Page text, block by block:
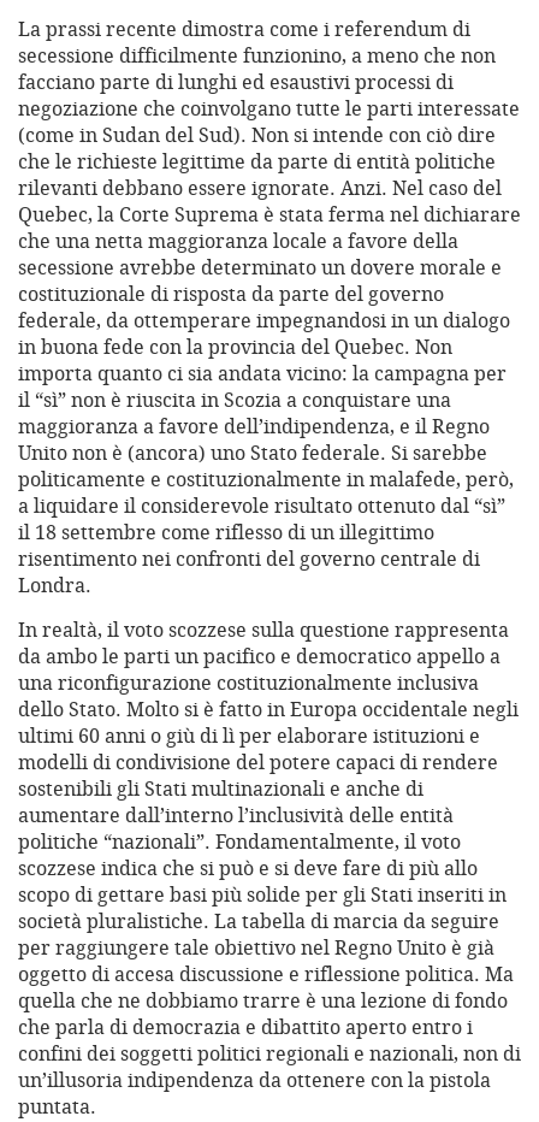
La prassi recente dimostra come i referendum di
secessione difficilmente funzionino, a meno che non
facciano parte di lunghi ed esaustivi processi di
negoziazione che coinvolgano tutte le parti interessate
(come in Sudan del Sud). Non si intende con ciò dire
che le richieste legittime da parte di entità politiche
rilevanti debbano essere ignorate. Anzi. Nel caso del
Quebec, la Corte Suprema è stata ferma nel dichiarare
che una netta maggioranza locale a favore della
secessione avrebbe determinato un dovere morale e
costituzionale di risposta da parte del governo
federale, da ottemperare impegnandosi in un dialogo
in buona fede con la provincia del Quebec. Non
importa quanto ci sia andata vicino: la campagna per
il “sì” non è riuscita in Scozia a conquistare una
maggioranza a favore dell’indipendenza, e il Regno
Unito non è (ancora) uno Stato federale. Si sarebbe
politicamente e costituzionalmente in malafede, però,
a liquidare il considerevole risultato ottenuto dal “sì”
il 18 settembre come riflesso di un illegittimo
risentimento nei confronti del governo centrale di
Londra.
In realtà, il voto scozzese sulla questione rappresenta
da ambo le parti un pacifico e democratico appello a
una riconfigurazione costituzionalmente inclusiva
dello Stato. Molto si è fatto in Europa occidentale negli
ultimi 60 anni o giù di lì per elaborare istituzioni e
modelli di condivisione del potere capaci di rendere
sostenibili gli Stati multinazionali e anche di
aumentare dall’interno l’inclusività delle entità
politiche “nazionali”. Fondamentalmente, il voto
scozzese indica che si può e si deve fare di più allo
scopo di gettare basi più solide per gli Stati inseriti in
società pluralistiche. La tabella di marcia da seguire
per raggiungere tale obiettivo nel Regno Unito è già
oggetto di accesa discussione e riflessione politica. Ma
quella che ne dobbiamo trarre è una lezione di fondo
che parla di democrazia e dibattito aperto entro i
confini dei soggetti politici regionali e nazionali, non di
un’illusoria indipendenza da ottenere con la pistola
puntata.